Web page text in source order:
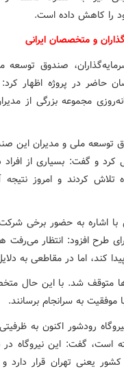
را کاهش داده است.
و متخصصان ایرانی
صندوق توسعه
حاضر در پروژه اظهار
مجموعه بزرگی از
توسعه ملی و مدیران این
کرد و گفت: بسیاری از
تلاش کردند و امروز نتیجه
با اشاره به حضور برخی
طرح افزود: انتظار می‌رفت
کند، اما در مقاطعی به
متوقف شد. با این حال
موفقیت به سرانجام برسانند.
است، گفت: این نیروگاه در
یعنی تهران قرار دارد